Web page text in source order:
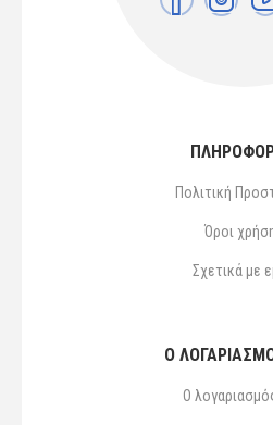
Πολιτική
Όροι
Σχετικά με
Ο
Ο